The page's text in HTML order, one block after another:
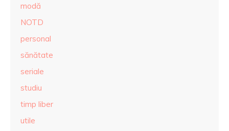
modă
NOTD
personal
sănătate
seriale
studiu
timp liber
utile